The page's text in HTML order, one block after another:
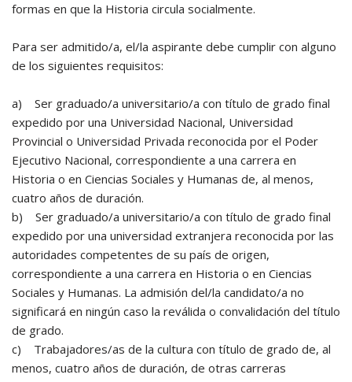
formas en que la Historia circula socialmente.
Para ser admitido/a, el/la aspirante debe cumplir con alguno
de los siguientes requisitos:
a) Ser graduado/a universitario/a con título de grado final
expedido por una Universidad Nacional, Universidad
Provincial o Universidad Privada reconocida por el Poder
Ejecutivo Nacional, correspondiente a una carrera en
Historia o en Ciencias Sociales y Humanas de, al menos,
cuatro años de duración.
b) Ser graduado/a universitario/a con título de grado final
expedido por una universidad extranjera reconocida por las
autoridades competentes de su país de origen,
correspondiente a una carrera en Historia o en Ciencias
Sociales y Humanas. La admisión del/la candidato/a no
significará en ningún caso la reválida o convalidación del título
de grado.
c) Trabajadores/as de la cultura con título de grado de, al
menos, cuatro años de duración, de otras carreras